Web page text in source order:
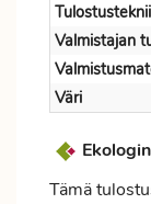
Valmistajan
Väri
Tämä